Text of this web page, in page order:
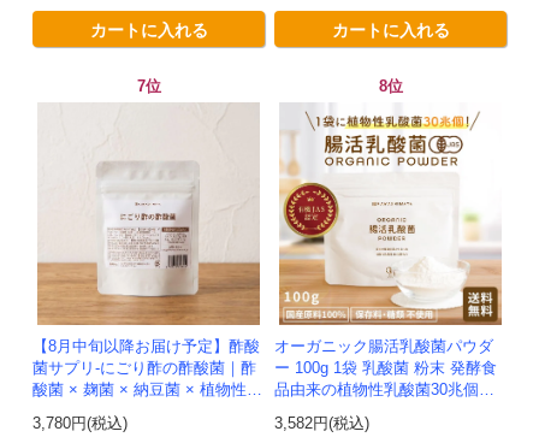
カートに入れる カートに入れる
7位
【8月中旬以降お届け予定】酢酸
菌サプリ-にごり酢の酢酸菌｜酢
酸菌 × 麹菌 × 納豆菌 × 植物性乳
酸菌20兆個を一粒に凝縮-かわし
ま屋-【送料無料】*メ...
3,780円(税込)
8位
オーガニック腸活乳酸菌パウダ
ー 100g 1袋 乳酸菌 粉末 発酵食
品由来の植物性乳酸菌30兆個入
り！有機JAS認定 -かわしま屋-
【送料無料】 *メ...
3,582円(税込)